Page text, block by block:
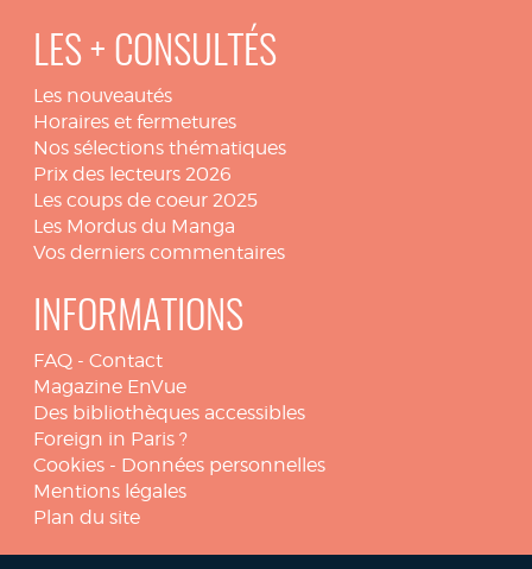
LES + CONSULTÉS
Les nouveautés
Horaires et fermetures
Nos sélections thématiques
Prix des lecteurs 2026
Les coups de coeur 2025
Les Mordus du Manga
Vos derniers commentaires
INFORMATIONS
FAQ - Contact
Magazine EnVue
Des bibliothèques accessibles
Foreign in Paris ?
Cookies - Données personnelles
Mentions légales
Plan du site